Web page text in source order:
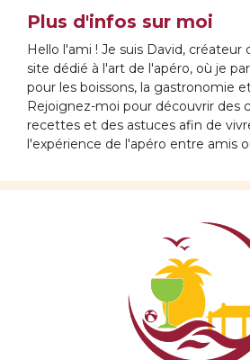
Plus d'infos sur moi
Hello l'ami ! Je suis David, créateur
site dédié à l'art de l'apéro, où je
pour les boissons, la gastronomie
Rejoignez-moi pour découvrir des
recettes et des astuces afin de
l'expérience de l'apéro entre amis